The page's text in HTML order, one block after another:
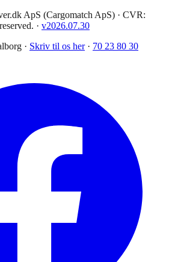
ApS (Cargomatch ApS) · CVR:
· v2026.07.30
· Skriv til os her · 70 23 80 30